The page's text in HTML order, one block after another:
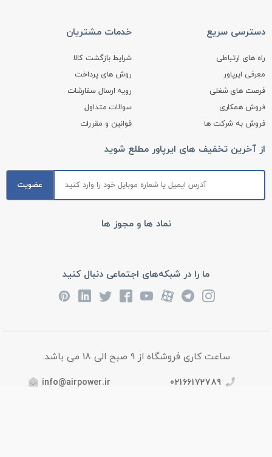
دسترسی سریع
راه های ارتباطی
معرفی ایرپاور
فرصت های شغلی
فروش همکاری
فروش به شرکت ها
خدمات مشتریان
شرایط بازگشت کالا
روش های پرداخت
رویه ارسال سفارشات
سوالات متداول
قوانین و مقررات
از آخرین تخفیف های ایرپاور مطلع شوید
عضویت
نماد ها و مجوز ها
ما را در شبکه‌های اجتماعی دنبال کنید
ساعت کاری فروشگاه از 9 صبح الی 18 می باشد.
02166172789
info@airpower.ir